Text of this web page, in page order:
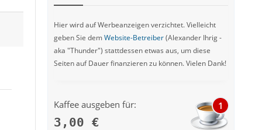
Hier wird auf Werbeanzeigen verzichtet. Vielleicht
geben Sie demWebsite-Betreiber(Alexander Ihrig -
aka "Thunder") stattdessen etwas aus, um diese
Seiten auf Dauer finanzieren zu können. Vielen Dank!
Kaffee ausgeben für:
3,00 €
1